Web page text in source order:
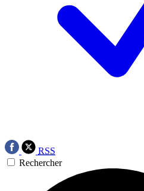
RSS
Rechercher